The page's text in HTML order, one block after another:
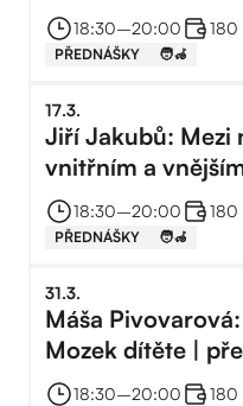
18:30–⁠20:00 180
PŘEDNÁŠKY 🧑‍🦽
17.3.
Jiří Jakubů: Mezi
vnitřním a
nevědomím
18:30–⁠20:00 180
PŘEDNÁŠKY 🧑‍🦽
31.3.
Máša
Mozek dítěte |
a skutečnosti v
18:30–⁠20:00 180